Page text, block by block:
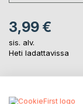
3,99 €
sis. alv.
Heti ladattavissa